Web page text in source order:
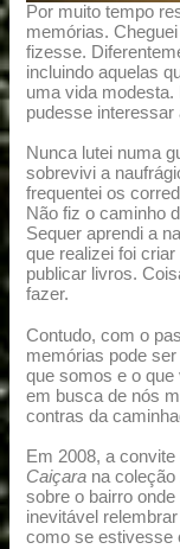
Por muito tempo
memórias.
fizesse.
incluindo aquelas
uma vida modesta.
pudesse interessar
Nunca lutei numa
sobrevivi a
frequentei os
Não fiz o caminho
Sequer aprendi a
que realizei foi
publicar livros.
fazer.
Contudo, com o
memórias pode
que somos e o
em busca de nós
contras da
Em 2008, a
Caiçara na coleção
sobre o bairro
inevitável
como se estivesse